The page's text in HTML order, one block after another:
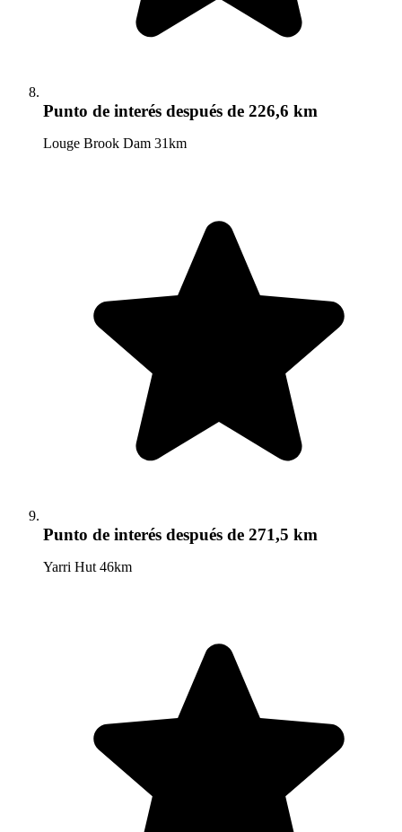
Punto de interés después de 226,6 km
Louge Brook Dam 31km
Punto de interés después de 271,5 km
Yarri Hut 46km